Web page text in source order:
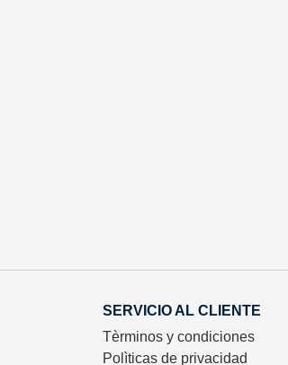
SERVICIO AL CLIENTE
Tèrminos y condiciones
Polìticas de privacidad